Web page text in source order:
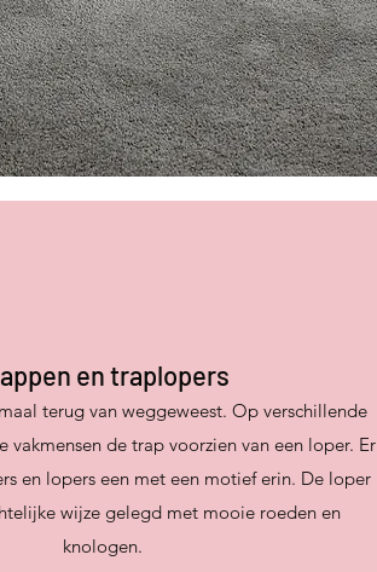
en traplopers
terug van weggeweest. Op verschillende
vakmensen de trap voorzien van een loper. Er
en lopers een met een motief erin. De loper
wijze gelegd met mooie roeden en
knologen.